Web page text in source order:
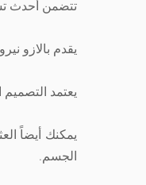
تتضمن أحدث
يقدم بالازو
يعتمد
يمكنك أيضاً
الجسم.